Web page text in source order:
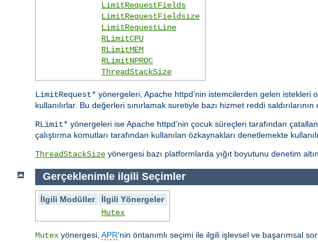
LimitRequestFields
LimitRequestFieldsize
LimitRequestLine
RLimitCPU
RLimitMEM
RLimitNPROC
ThreadStackSize
LimitRequest* yönergeleri, Apache httpd’nin istemcilerden gelen istekleri
kullanılırlar. Bu değerleri sınırlamak suretiyle bazı hizmet reddi
RLimit* yönergeleri ise Apache httpd’nin çocuk süreçleri tarafından
çalıştırma komutları tarafından kullanılan özkaynakları denetlemekte
ThreadStackSize yönergesi bazı platformlarda yığıt boyutunu denetim
Gerçeklenimle ilgili Seçimler
İlgili Modüller
İlgili Yönergeler
Mutex
Mutex yönergesi, APR'nin öntanımlı seçimi ile ilgili işlevsel ve başarımsal